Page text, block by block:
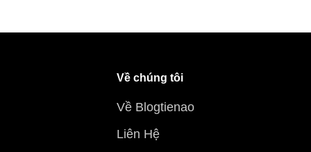
Về chúng tôi
Về Blogtienao
Liên Hệ